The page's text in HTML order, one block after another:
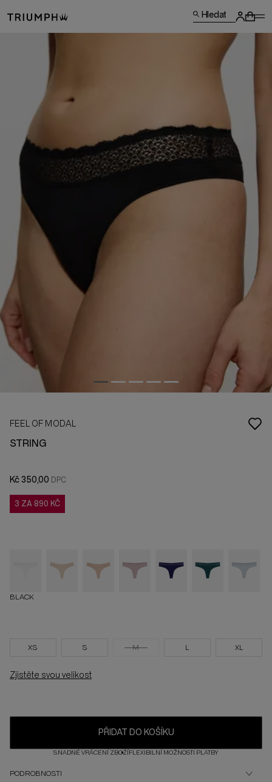
Hledat
FEEL OF MODAL
STRING
Kč 350,00
3 ZA 890 KČ
BLACK
XS S M L XL
Zjistěte svou velikost
PŘIDAT DO KOŠÍKU
SNADNÉ VRÁCENÍ ZBOŽÍFLEXIBILNÍ MOŽNOSTI PLATBY
PODROBNOSTI